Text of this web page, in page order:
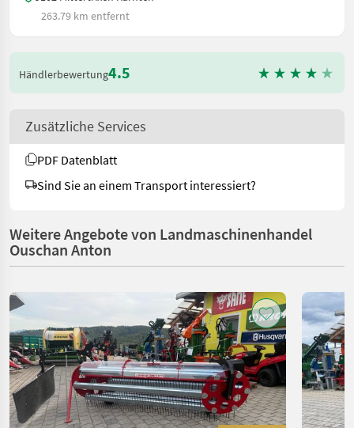
263.79 km entfernt
Händlerbewertung4.5
Zusätzliche Services
PDF Datenblatt
Sind Sie an einem Transport interessiert?
Weitere Angebote von Landmaschinenhandel
Ouschan Anton